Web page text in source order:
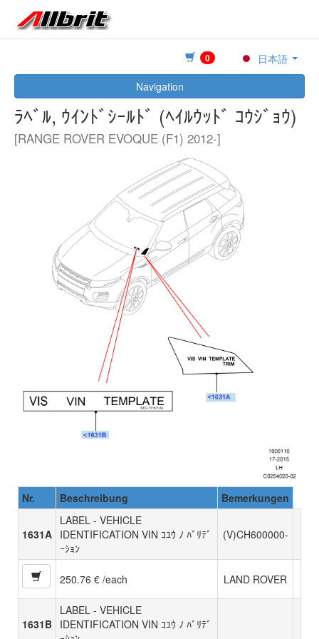
0
日本語
Navigation
ﾗﾍﾞﾙ, ｳｲﾝﾄﾞｼｰﾙﾄﾞ (ﾍｲﾙｳｯﾄﾞ ｺｳｼﾞｮｳ)
[RANGE ROVER EVOQUE (F1) 2012-]
Nr. Beschreibung Bemerkungen
1631A
LABEL - VEHICLE
IDENTIFICATION VIN ｺﾕｳ ﾉ ﾊﾞﾘﾃﾞ
ｰｼｮﾝ
(V)CH600000-
250.76 € /each LAND ROVER
1631B
LABEL - VEHICLE
IDENTIFICATION VIN ｺﾕｳ ﾉ ﾊﾞﾘﾃﾞ